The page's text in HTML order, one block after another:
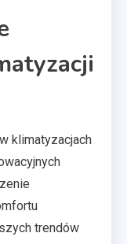
klimatyzacjach
trendów